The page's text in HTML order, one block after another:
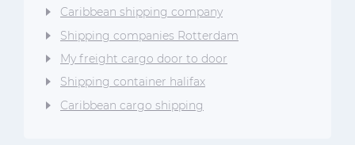
Caribbean shipping company
Shipping companies Rotterdam
My freight cargo door to door
Shipping container halifax
Caribbean cargo shipping